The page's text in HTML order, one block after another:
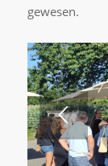
gewesen.